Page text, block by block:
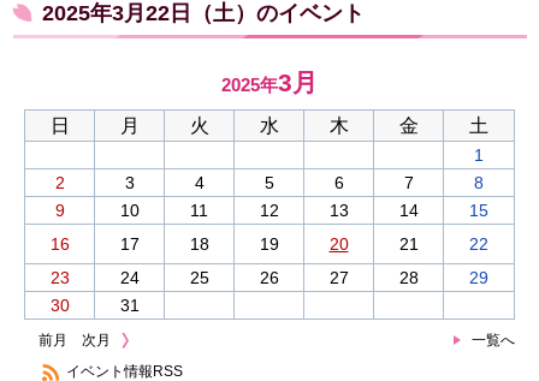
2025年3月22日（土）のイベント
2025年3月
日 月 火 水 木 金 土
1
2
3 4 5 6 7
8
9
10 11 12 13 14
15
16
17 18 19 20 21
22
23
24 25 26 27 28
29
30
31
前月 一覧へ
次月
イベント情報RSS